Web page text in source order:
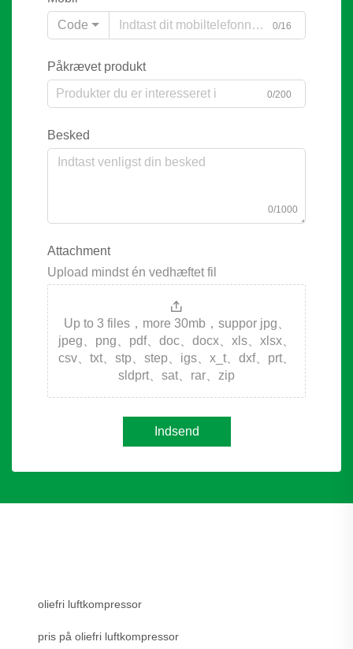
Code
0/16
Påkrævet produkt
0/200
Besked
0/1000
Attachment
Upload mindst én vedhæftet fil
Up to 3 files，more 30mb，suppor jpg、
jpeg、png、pdf、doc、docx、xls、xlsx、
csv、txt、stp、step、igs、x_t、dxf、prt、
sldprt、sat、rar、zip
Indsend
oliefri luftkompressor
pris på oliefri luftkompressor